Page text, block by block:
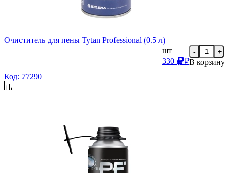
Очиститель для пены Tytan Professional (0.5 л)
шт
330
₽
- +
В корзину
Код: 77290